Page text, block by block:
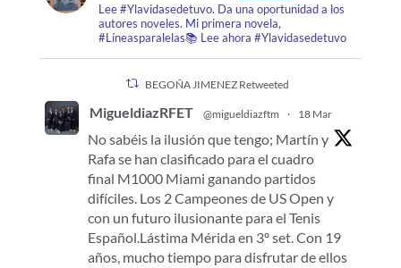
Lee #Ylavidasedetuvo. Da una oportunidad a los
autores noveles. Mi primera novela,
#Líneasparalelas📚 Lee ahora #Ylavidasedetuvo
BEGOÑA JIMENEZ Retweeted
MigueldiazRFET @migueldiazftm · 18 Mar
No sabéis la ilusión que tengo; Martín y
Rafa se han clasificado para el cuadro
final M1000 Miami ganando partidos
difíciles. Los 2 Campeones de US Open y
con un futuro ilusionante para el Tenis
Español.Lástima Mérida en 3º set. Con 19
años, mucho tiempo para disfrutar de ellos